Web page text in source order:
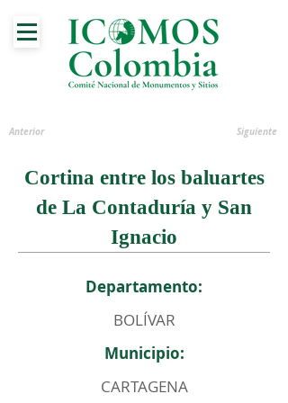
Anterior Siguiente
Cortina entre los baluartes
de La Contaduría y San
Ignacio
Departamento:
BOLÍVAR
Municipio:
CARTAGENA